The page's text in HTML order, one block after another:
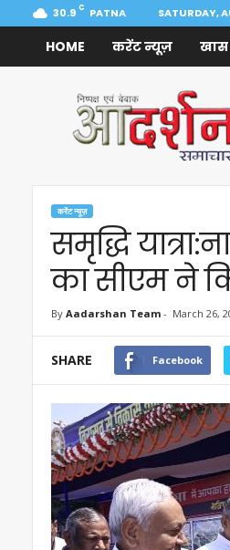
30.9 C PATNA SATURDAY,
HOME करेंट न्यूज़
Samachar
करेंट न्यूज़
समृद्धि
का सीएम ने
By Aadarshan Team- March 26,
SHARE Facebook